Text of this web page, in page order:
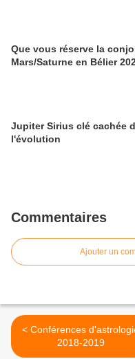
Que vous réserve la
Mars/Saturne en Bélier
Jupiter Sirius clé cachée
l'évolution
Commentaires
Ajouter un
< Conférences d'astrologie
2018-2019